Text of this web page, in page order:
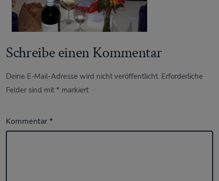
Schreibe einen Kommentar
Deine E-Mail-Adresse wird nicht veröffentlicht. Erforderliche
Felder sind mit* markiert
Kommentar*